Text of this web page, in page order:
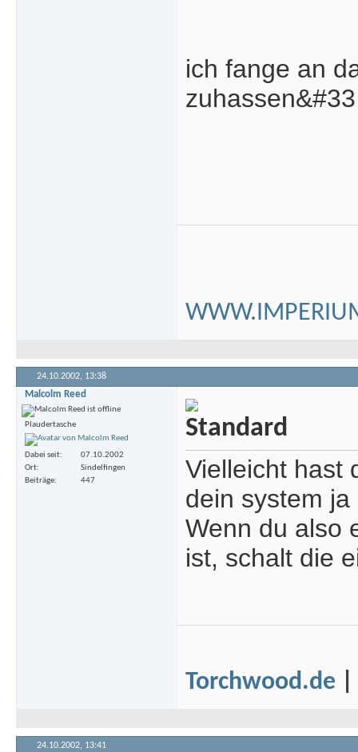
ich fange an
24.10.2002, 13:38
Malcolm Reed
Plaudertasche
Dabei seit
07.10.2002
Ort
Sindelfingen
Beiträge
447
Vielleicht hast
dein system
Wenn du also
ist, schalt die
Torchwood.de
24.10.2002, 13:41